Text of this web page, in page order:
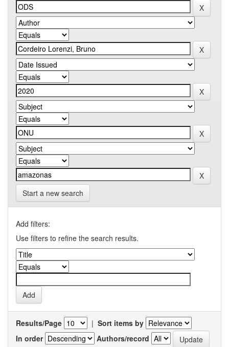
Start a new search
Add filters:
Use filters to refine the search results.
Results/Page | Sort items by
In order
Authors/record